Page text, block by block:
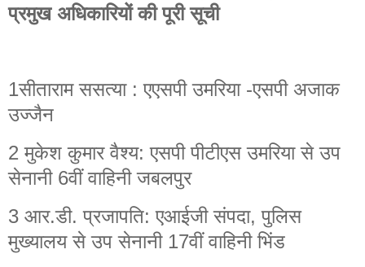
प्रमुख अधिकारियों की पूरी सूची
1सीताराम ससत्या : एएसपी उमरिया -एसपी अजाक
उज्जैन
2 मुकेश कुमार वैश्य: एसपी पीटीएस उमरिया से उप
सेनानी 6वीं वाहिनी जबलपुर
3 आर.डी. प्रजापति: एआईजी संपदा, पुलिस
मुख्यालय से उप सेनानी 17वीं वाहिनी भिंड